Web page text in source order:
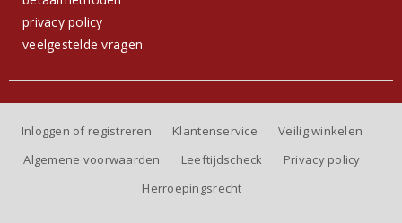
privacy policy
veelgestelde vragen
Inloggen of registreren Klantenservice
Veilig winkelen
Algemene voorwaarden
Leeftijdscheck
Privacy policy
Herroepingsrecht